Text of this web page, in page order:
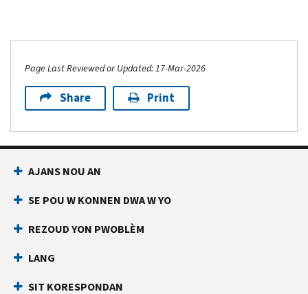
Page Last Reviewed or Updated: 17-Mar-2026
Share Print
AJANS NOU AN
SE POU W KONNEN DWA W YO
REZOUD YON PWOBLÈM
LANG
SIT KORESPONDAN